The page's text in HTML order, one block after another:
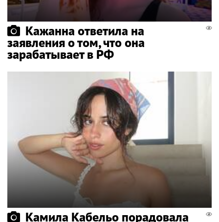
Кажанна ответила на
заявления о том, что она
зарабатывает в РФ
Камила Кабельо порадовала